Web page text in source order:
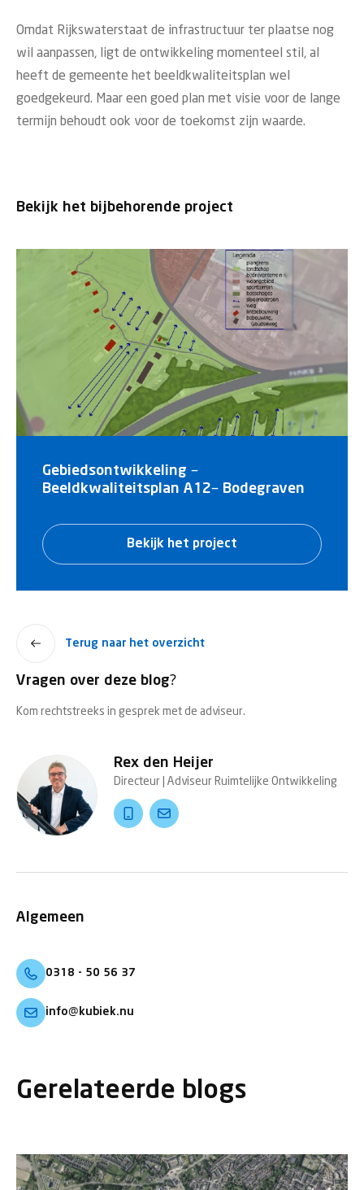
Vragen over deze blog?
Kom rechtstreeks in gesprek met de adviseur.
Rex den Heijer
Directeur | Adviseur Ruimtelijke Ontwikkeling
Algemeen
0318 - 50 56 37
info@kubiek.nu
Omdat Rijkswaterstaat de infrastructuur ter plaatse nog
wil aanpassen, ligt de ontwikkeling momenteel stil, al
heeft de gemeente het beeldkwaliteitsplan wel
goedgekeurd. Maar een goed plan met visie voor de lange
termijn behoudt ook voor de toekomst zijn waarde.
Bekijk het bijbehorende project
Gebiedsontwikkeling –
Beeldkwaliteitsplan A12– Bodegraven
Bekijk het project
Terug naar het overzicht
Gerelateerde blogs